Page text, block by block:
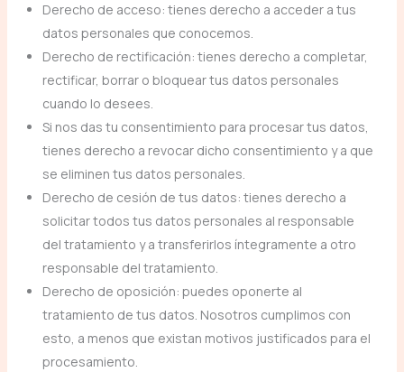
Derecho de acceso: tienes derecho a acceder a tus
datos personales que conocemos.
Derecho de rectificación: tienes derecho a completar,
rectificar, borrar o bloquear tus datos personales
cuando lo desees.
Si nos das tu consentimiento para procesar tus datos,
tienes derecho a revocar dicho consentimiento y a que
se eliminen tus datos personales.
Derecho de cesión de tus datos: tienes derecho a
solicitar todos tus datos personales al responsable
del tratamiento y a transferirlos íntegramente a otro
responsable del tratamiento.
Derecho de oposición: puedes oponerte al
tratamiento de tus datos. Nosotros cumplimos con
esto, a menos que existan motivos justificados para el
procesamiento.